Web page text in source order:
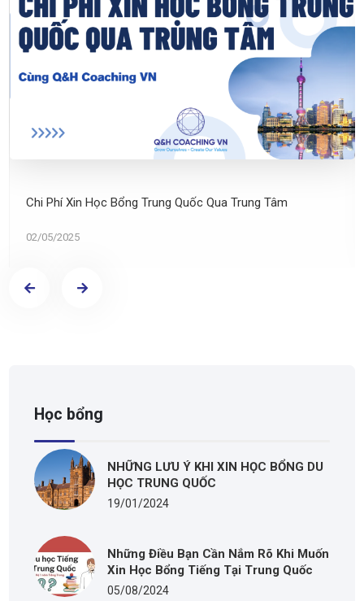
Chi Phí Xin Học Bổng Trung Quốc Qua Trung Tâm
02/05/2025
Học bổng
NHỮNG LƯU Ý KHI XIN HỌC BỔNG DU
HỌC TRUNG QUỐC
19/01/2024
Những Điều Bạn Cần Nắm Rõ Khi Muốn
Xin Học Bổng Tiếng Tại Trung Quốc
05/08/2024